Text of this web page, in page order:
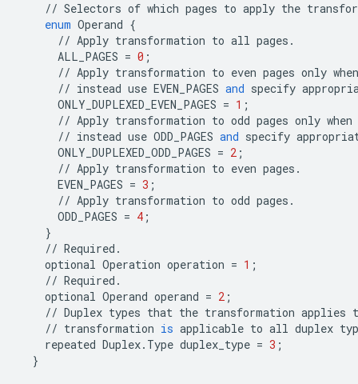
// Selectors of which pages to apply the
enum Operand {
// Apply transformation to all pages .
ALL_PAGES = 0 ;
// Apply transformation to even pages only when
// instead use EVEN_PAGES and specify
ONLY_DUPLEXED_EVEN_PAGES = 1 ;
// Apply transformation to odd pages only when
// instead use ODD_PAGES and specify
ONLY_DUPLEXED_ODD_PAGES = 2 ;
// Apply transformation to even pages .
EVEN_PAGES = 3 ;
// Apply transformation to odd pages .
ODD_PAGES = 4 ;
}
// Required .
optional Operation operation = 1 ;
// Required .
optional Operand operand = 2 ;
// Duplex types that the transformation applies
// transformation is applicable to all duplex
repeated Duplex. Type duplex_type = 3 ;
}